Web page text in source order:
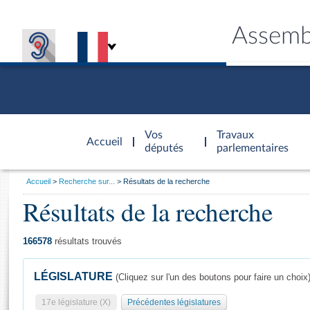
Accueil
d'accueil
Vos
députés
Travaux
parlementaires
Général
Vous
Accueil Recherche sur... Résultats de la recherche
Résultats de la recherche
166578 résultats trouvés
LÉGISLATURE (Cliquez sur l'un des boutons pour faire un choix)
17e législature (X) Précédentes législatures